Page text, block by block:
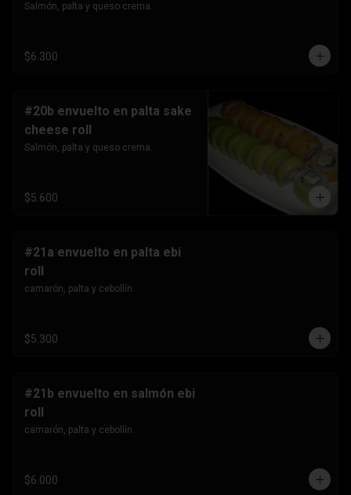
Salmón, palta y queso crema.
$6.300
#20b envuelto en palta sake
cheese roll
Salmón, palta y queso crema.
$5.600
#21a envuelto en palta ebi
roll
camarón, palta y cebollín.
$5.300
#21b envuelto en salmón ebi
roll
camarón, palta y cebollín.
$6.000